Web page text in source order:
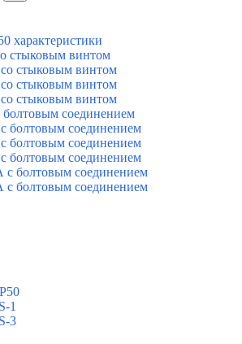
характеристики
стыковым винтом
стыковым винтом
стыковым винтом
стыковым винтом
соединением
болтовым соединением
болтовым соединением
болтовым соединением
болтовым соединением
болтовым соединением
1
3